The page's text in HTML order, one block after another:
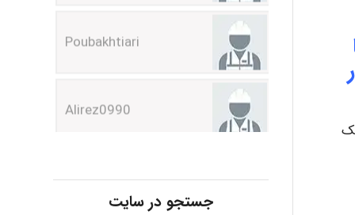
Alirez0990
hosein abdolvand
Kati
جستجو در سایت